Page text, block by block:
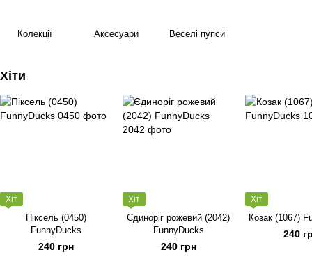
Колекції Аксесуари Веселі пупси
Хіти
Хіт
Піксель (0450)
FunnyDucks
240 грн
Хіт
Єдиноріг рожевий (2042)
FunnyDucks
240 грн
Хіт
Козак (1067)
240